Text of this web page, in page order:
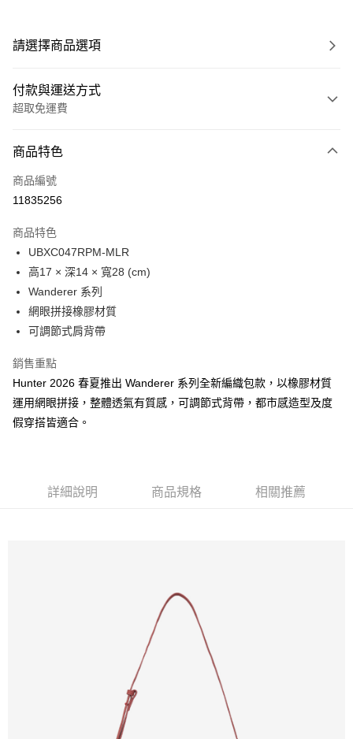
請選擇商品選項
付款與運送方式
超取免運費
信用卡一次付款
LINE Pay
Google Pay
貨到付款
運送方式
免運費
付款後萊爾富取貨
新竹貨運
商品特色
商品編號
11835256
商品特色
UBXC047RPM-MLR
高17 × 深14 × 寬28 (cm)
Wanderer 系列
網眼拼接橡膠材質
可調節式肩背帶
銷售重點
Hunter 2026 春夏推出 Wanderer 系列全新編織包款，以橡膠材質
運用網眼拼接，整體透氣有質感，可調節式背帶，都市感造型及度
假穿搭皆適合。
詳細說明 商品規格 相關推薦